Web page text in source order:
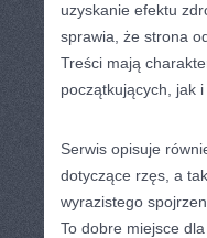
uzyskanie efektu
sprawia, że strona
Treści mają
początkujących, jak
Serwis opisuje
dotyczące rzęs, a
wyrazistego
To dobre miejsce